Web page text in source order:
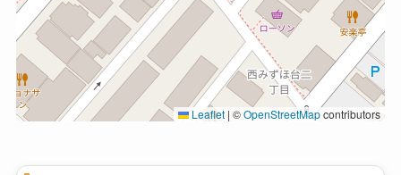
Leaflet | ©OpenStreetMapcontributors